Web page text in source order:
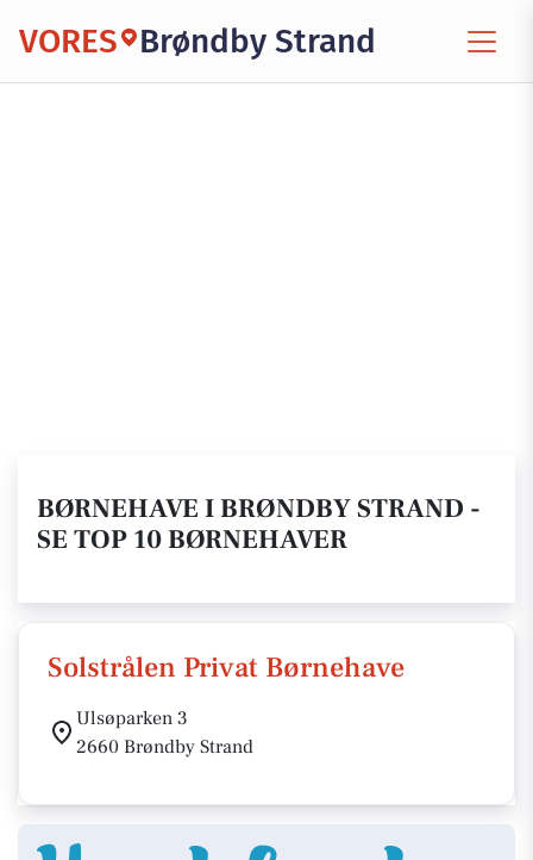
VORES Brøndby Strand
BØRNEHAVE I BRØNDBY STRAND -
SE TOP 10 BØRNEHAVER
Solstrålen Privat Børnehave
Ulsøparken 3
2660 Brøndby Strand